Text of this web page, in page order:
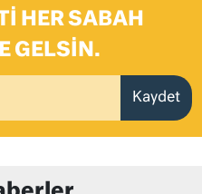
HER SABAH
GELSIN.
Kaydet